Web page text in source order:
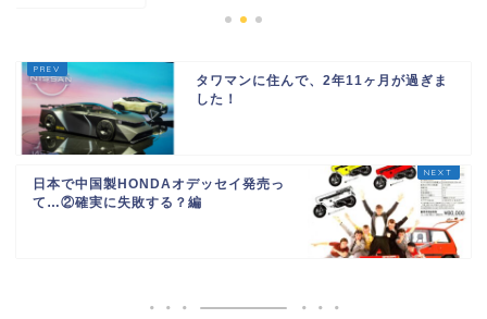
タワマンに住んで、2年11ヶ月が過ぎま
した！
日本で中国製HONDAオデッセイ発売っ
て…②確実に失敗する？編